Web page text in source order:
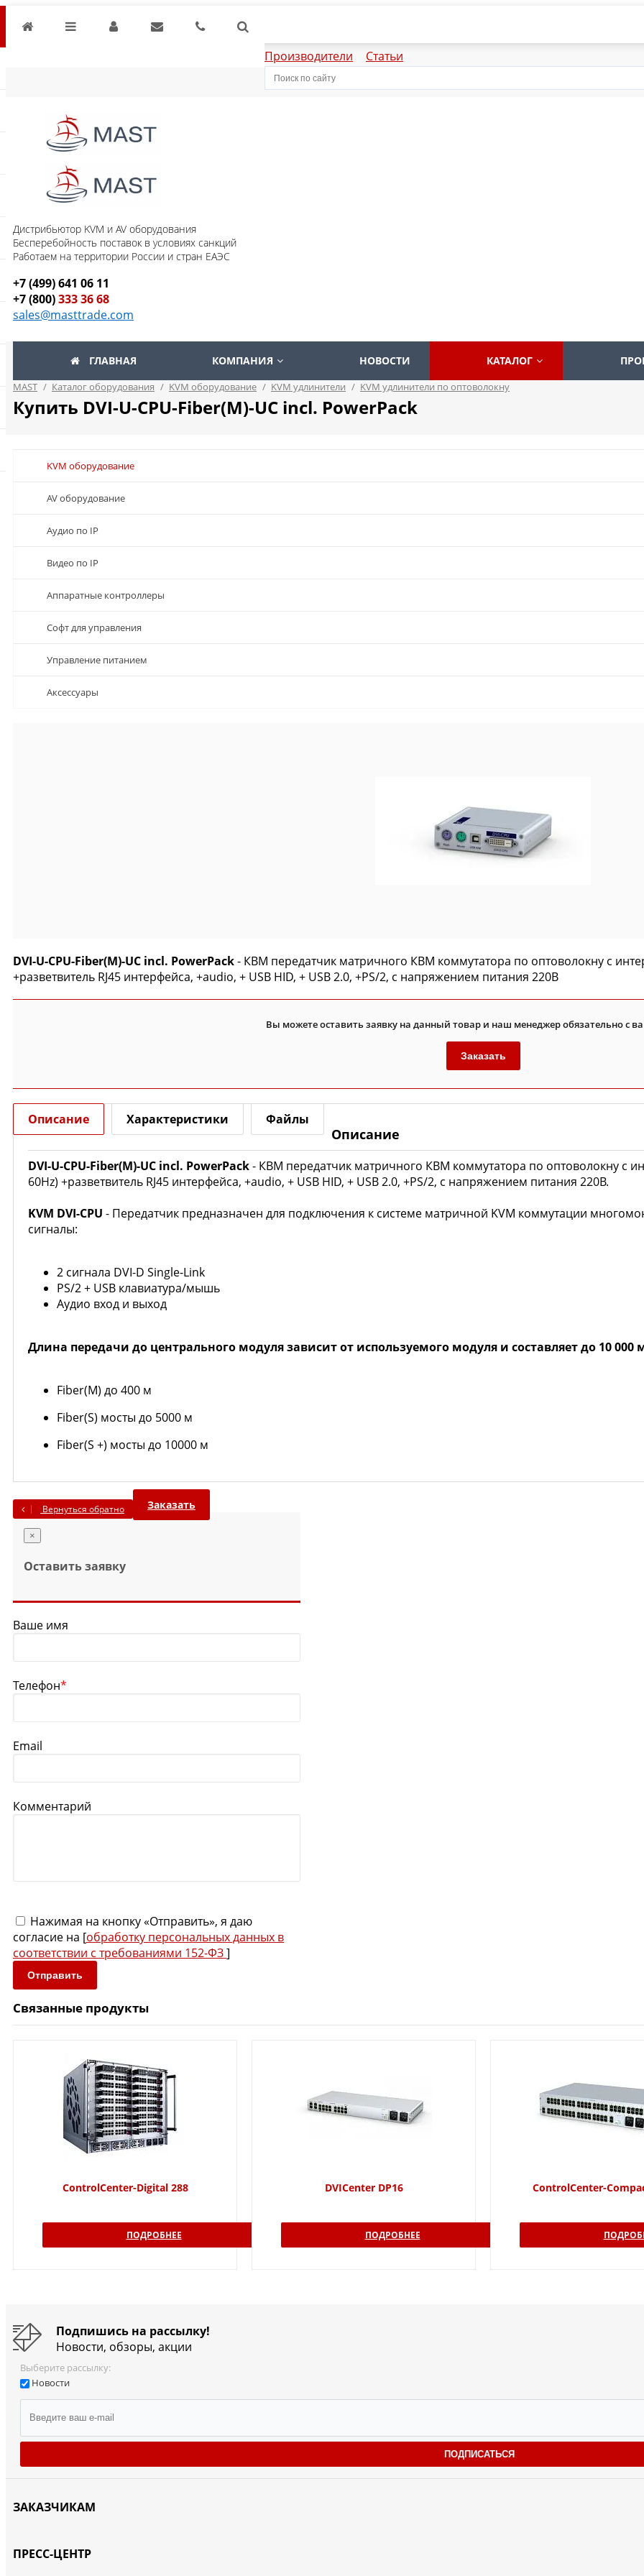
Производители Статьи
Дистрибьютор KVM и AV оборудования
Бесперебойность поставок в условиях санкций
Работаем на территории России и стран ЕАЭС
+7 (499) 641 06 11
+7 (800)333 36 68
sales@masttrade.com
ГЛАВНАЯ КОМПАНИЯ НОВОСТИ КАТАЛОГ
MAST / Каталог оборудования / KVM оборудование / KVM удлинители / KVM удлинители по оптоволокну
Купить DVI-U-CPU-Fiber(M)-UC incl. PowerPack
KVM оборудование
AV оборудование
Аудио по IP
Видео по IP
Аппаратные контроллеры
Софт для управления
Управление питанием
Аксессуары
DVI-U-CPU-Fiber(M)-UC incl. PowerPack- КВМ передатчик матричного КВМ коммутатора по оптоволокну с
+разветвитель RJ45 интерфейса, +audio, + USB HID, + USB 2.0, +PS/2, с напряжением питания 220В
Вы можете оставить заявку на данный товар и наш менеджер обязательно с
Заказать
Описание Характеристики Файлы
Описание
DVI-U-CPU-Fiber(M)-UC incl. PowerPack- КВМ передатчик матричного КВМ коммутатора по оптоволокну с
60Hz) +разветвитель RJ45 интерфейса, +audio, + USB HID, + USB 2.0, +PS/2, с напряжением питания 220В.
KVM DVI-CPU - Передатчик предназначен для подключения к системе матричной KVM коммутации
сигналы:
2 сигнала DVI-D Single-Link
PS/2 + USB клавиатура/мышь
Аудио вход и выход
Длина передачи до центрального модуля зависит от используемого модуля и составляет до 10 000
Fiber(М) до 400 м
Fiber(S) мосты до 5000 м
Fiber(S +) мосты до 10000 м
Вернуться обратно Заказать
×
Оставить заявку
Ваше имя
Телефон*
Email
Комментарий
Нажимая на кнопку «Отправить», я даю
согласие на [обработку персональных данных в
соответствии с требованиями 152-ФЗ]
Отправить
Связанные продукты
ControlCenter-Digital 288
ПОДРОБНЕЕ
DVICenter DP16
ПОДРОБНЕЕ
ControlCenter-
Подпишись на рассылку!
Новости, обзоры, акции
Выберите рассылку:
Новости
ПОДПИСАТЬСЯ
ЗАКАЗЧИКАМ
ПРЕСС-ЦЕНТР